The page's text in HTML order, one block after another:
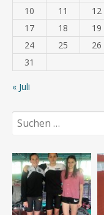
10
11 12
17
18 19
24
25 26
31
« Juli
Suchen
nach: